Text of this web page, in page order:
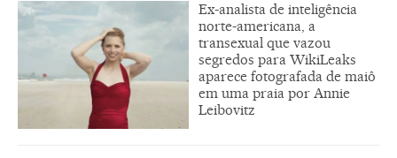
Ex-analista de inteligência
norte-americana, a
transexual que vazou
segredos para WikiLeaks
aparece fotografada de maiô
em uma praia por Annie
Leibovitz